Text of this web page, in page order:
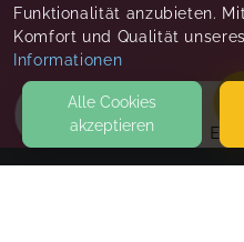
Funktionalität anzubieten.
Komfort und Qualität
Informationen
Alle Cookies
akzeptieren